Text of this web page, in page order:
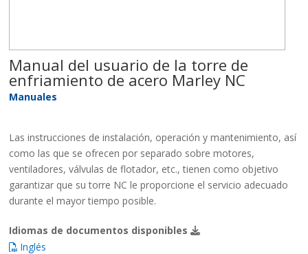
Manual del usuario de la torre de
enfriamiento de acero Marley NC
Manuales
Las instrucciones de instalación, operación y mantenimiento, así
como las que se ofrecen por separado sobre motores,
ventiladores, válvulas de flotador, etc., tienen como objetivo
garantizar que su torre NC le proporcione el servicio adecuado
durante el mayor tiempo posible.
Idiomas de documentos disponibles
Inglés